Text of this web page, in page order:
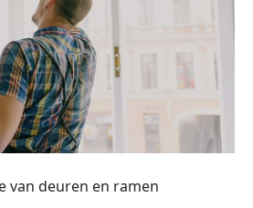
van deuren en ramen